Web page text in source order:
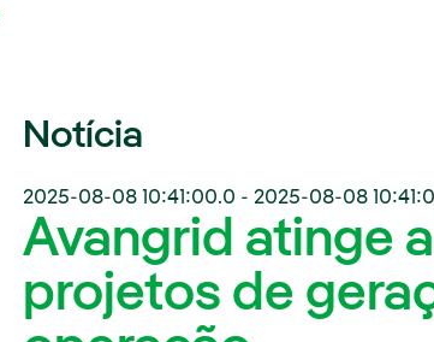
Notícia
2025-08-08 10:41:00.0 - 2025-08-08
Avangrid atinge
projetos de